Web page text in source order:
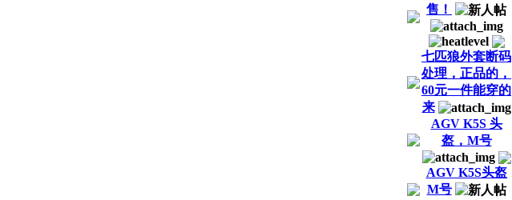
售！
七匹狼外套断码
处理，正品的，
60元一件能穿的
来
AGV K5S 头
盔，M号
AGV K5S头盔
M号